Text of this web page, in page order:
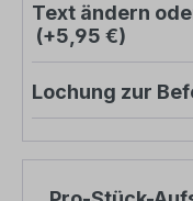
Text ändern
(+5,95 €)
Lochung zur